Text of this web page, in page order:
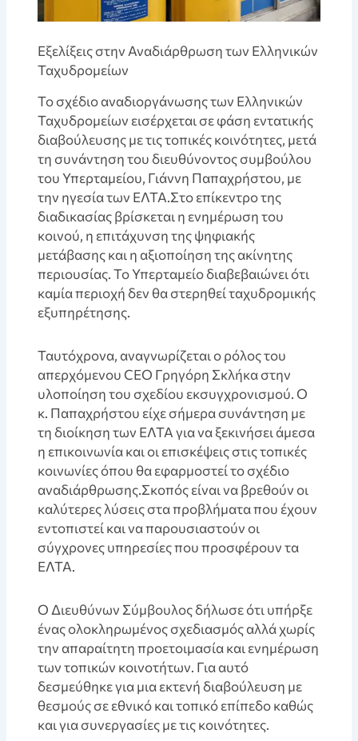
Εξελίξεις στην Αναδιάρθρωση των Ελληνικών
Ταχυδρομείων
Το σχέδιο αναδιοργάνωσης των Ελληνικών
Ταχυδρομείων εισέρχεται σε φάση εντατικής
διαβούλευσης με τις τοπικές κοινότητες, μετά
τη συνάντηση του διευθύνοντος συμβούλου
του Υπερταμείου, Γιάννη Παπαχρήστου, με
την ηγεσία των ΕΛΤΑ.Στο επίκεντρο της
διαδικασίας βρίσκεται η ενημέρωση του
κοινού, η επιτάχυνση της ψηφιακής
μετάβασης και η αξιοποίηση της ακίνητης
περιουσίας. Το Υπερταμείο διαβεβαιώνει ότι
καμία περιοχή δεν θα στερηθεί ταχυδρομικής
εξυπηρέτησης.
Ταυτόχρονα, αναγνωρίζεται ο ρόλος του
απερχόμενου CEO Γρηγόρη Σκλήκα στην
υλοποίηση του σχεδίου εκσυγχρονισμού. Ο
κ. Παπαχρήστου είχε σήμερα συνάντηση με
τη διοίκηση των ΕΛΤΑ για να ξεκινήσει άμεσα
η επικοινωνία και οι επισκέψεις στις τοπικές
κοινωνίες όπου θα εφαρμοστεί το σχέδιο
αναδιάρθρωσης.Σκοπός είναι να βρεθούν οι
καλύτερες λύσεις στα προβλήματα που έχουν
εντοπιστεί και να παρουσιαστούν οι
σύγχρονες υπηρεσίες που προσφέρουν τα
ΕΛΤΑ.
Ο Διευθύνων Σύμβουλος δήλωσε ότι υπήρξε
ένας ολοκληρωμένος σχεδιασμός αλλά χωρίς
την απαραίτητη προετοιμασία και ενημέρωση
των τοπικών κοινοτήτων. Για αυτό
δεσμεύθηκε για μια εκτενή διαβούλευση με
θεσμούς σε εθνικό και τοπικό επίπεδο καθώς
και για συνεργασίες με τις κοινότητες.